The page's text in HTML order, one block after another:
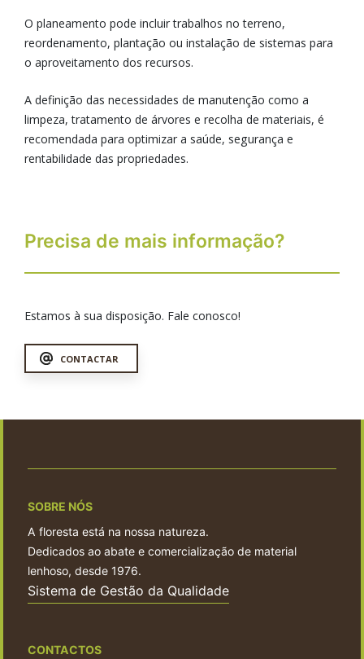
O planeamento pode incluir trabalhos no terreno,
reordenamento, plantação ou instalação de sistemas para
o aproveitamento dos recursos.
A definição das necessidades de manutenção como a
limpeza, tratamento de árvores e recolha de materiais, é
recomendada para optimizar a saúde, segurança e
rentabilidade das propriedades.
Precisa de mais informação?
Estamos à sua disposição. Fale conosco!
CONTACTAR
SOBRE NÓS
A floresta está na nossa natureza.
Dedicados ao abate e comercialização de material
lenhoso, desde 1976.
Sistema de Gestão da Qualidade
CONTACTOS